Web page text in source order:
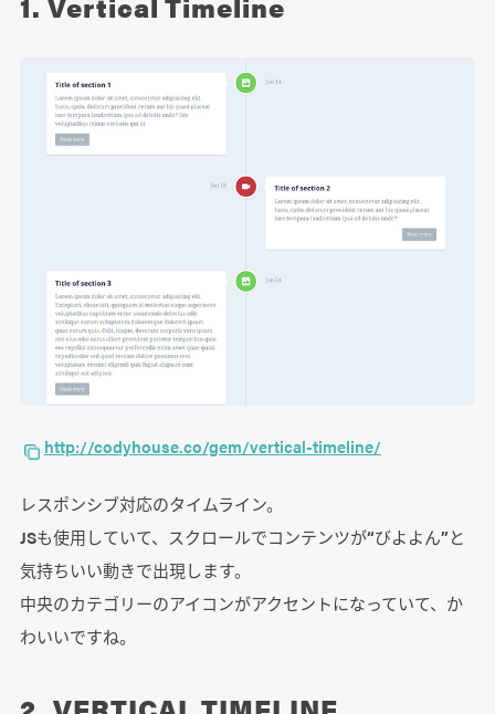
http://codyhouse.co/gem/vertical-timeline/
レスポンシブ対応のタイムライン。
JSも使用していて、スクロールでコンテンツが“びよよん”と
気持ちいい動きで出現します。
中央のカテゴリーのアイコンがアクセントになっていて、か
わいいですね。